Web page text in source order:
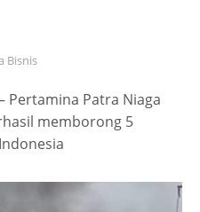
Bisnis
Pertamina Patra Niaga
memborong 5